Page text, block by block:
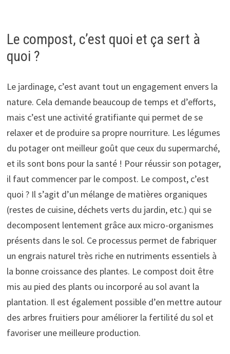
Le compost, c’est quoi et ça sert à
quoi ?
Le jardinage, c’est avant tout un engagement envers la
nature. Cela demande beaucoup de temps et d’efforts,
mais c’est une activité gratifiante qui permet de se
relaxer et de produire sa propre nourriture. Les légumes
du potager ont meilleur goût que ceux du supermarché,
et ils sont bons pour la santé ! Pour réussir son potager,
il faut commencer par le compost. Le compost, c’est
quoi ? Il s’agit d’un mélange de matières organiques
(restes de cuisine, déchets verts du jardin, etc.) qui se
decomposent lentement grâce aux micro-organismes
présents dans le sol. Ce processus permet de fabriquer
un engrais naturel très riche en nutriments essentiels à
la bonne croissance des plantes. Le compost doit être
mis au pied des plants ou incorporé au sol avant la
plantation. Il est également possible d’en mettre autour
des arbres fruitiers pour améliorer la fertilité du sol et
favoriser une meilleure production.